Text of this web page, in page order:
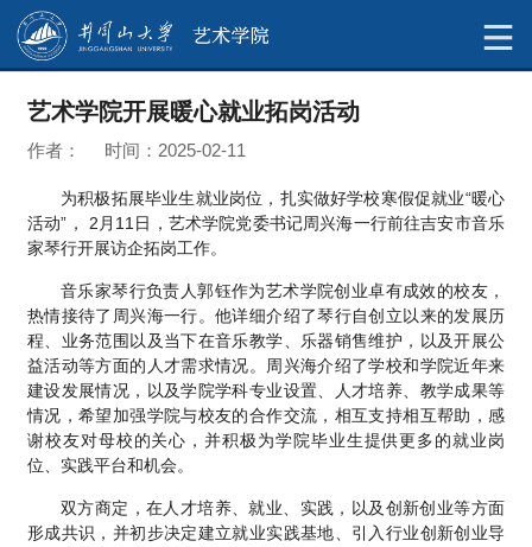
艺术学院开展暖心就业拓岗活动
作者： 时间：2025-02-11
为积极拓展毕业生就业岗位，扎实做好学校寒假促就业“暖心
活动”， 2月11日，艺术学院党委书记周兴海一行前往吉安市音乐
家琴行开展访企拓岗工作。
音乐家琴行负责人郭钰作为艺术学院创业卓有成效的校友，
热情接待了周兴海一行。他详细介绍了琴行自创立以来的发展历
程、业务范围以及当下在音乐教学、乐器销售维护，以及开展公
益活动等方面的人才需求情况。周兴海介绍了学校和学院近年来
建设发展情况，以及学院学科专业设置、人才培养、教学成果等
情况，希望加强学院与校友的合作交流，相互支持相互帮助，感
谢校友对母校的关心，并积极为学院毕业生提供更多的就业岗
位、实践平台和机会。
双方商定，在人才培养、就业、实践，以及创新创业等方面
形成共识，并初步决定建立就业实践基地、引入行业创新创业导